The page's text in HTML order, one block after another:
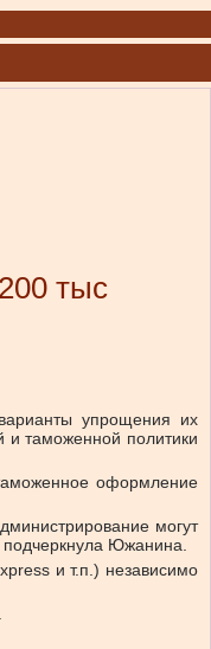
тыс
упрощения их
и таможенной политики
оформление
могут
Южанина.
и т.п.) независимо